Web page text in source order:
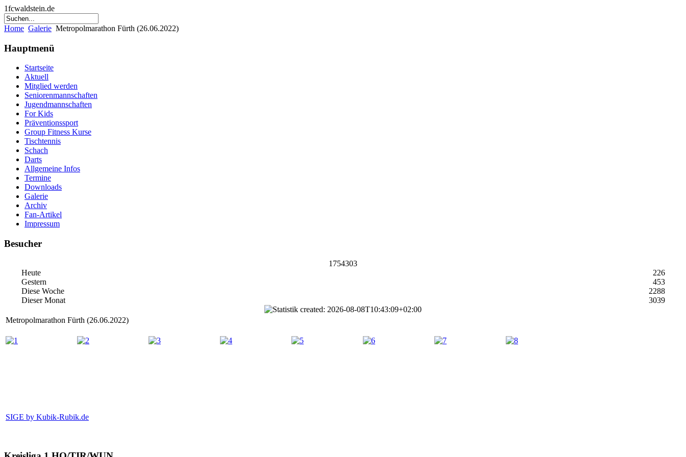
1fcwaldstein.de
Home Galerie Metropolmarathon Fürth (26.06.2022)
Hauptmenü
Startseite
Aktuell
Mitglied werden
Seniorenmannschaften
Jugendmannschaften
For Kids
Präventionssport
Group Fitness Kurse
Tischtennis
Schach
Darts
Allgemeine Infos
Termine
Downloads
Galerie
Archiv
Fan-Artikel
Impressum
Besucher
1754303
Heute
226
Gestern
453
Diese Woche
2288
Dieser Monat
3039
Metropolmarathon Fürth (26.06.2022)
SIGE by Kubik-Rubik.de